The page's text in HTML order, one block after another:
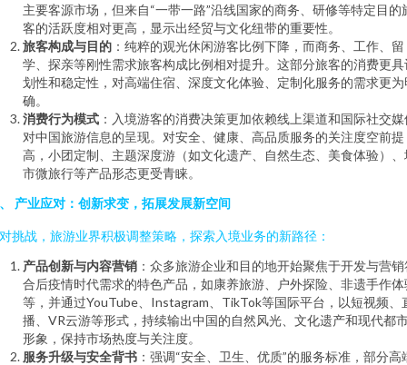
主要客源市场，但来自“一带一路”沿线国家的商务、研修等特定目的
客的活跃度相对更高，显示出经贸与文化纽带的重要性。
旅客构成与目的 ：纯粹的观光休闲游客比例下降，而商务、工作、留
学、探亲等刚性需求旅客构成比例相对提升。这部分旅客的消费更具
划性和稳定性，对高端住宿、深度文化体验、定制化服务的需求更为
确。
消费行为模式 ：入境游客的消费决策更加依赖线上渠道和国际社交媒
对中国旅游信息的呈现。对安全、健康、高品质服务的关注度空前提
高，小团定制、主题深度游（如文化遗产、自然生态、美食体验）、
市微旅行等产品形态更受青睐。
产业应对：创新求变，拓展发展新空间
挑战，旅游业界积极调整策略，探索入境业务的新路径：
产品创新与内容营销 ：众多旅游企业和目的地开始聚焦于开发与营
合后疫情时代需求的特色产品，如康养旅游、户外探险、非遗手作体
等，并通过YouTube、Instagram、TikTok等国际平台，以短视频、
播、VR云游等形式，持续输出中国的自然风光、文化遗产和现代都
形象，保持市场热度与关注度。
服务升级与安全背书 ：强调“安全、卫生、优质”的服务标准，部分高